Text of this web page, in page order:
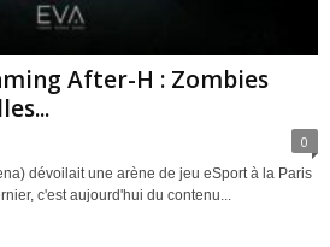
After-H : Zombies
0
dévoilait une arène de jeu eSport à la Paris
c'est aujourd'hui du contenu...